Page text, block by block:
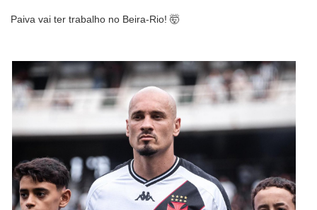
Paiva vai ter trabalho no Beira-Rio! 🤯